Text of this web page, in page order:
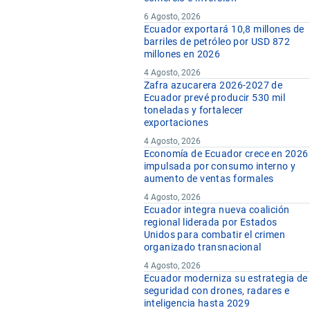
6 Agosto, 2026
Ecuador exportará 10,8 millones de
barriles de petróleo por USD 872
millones en 2026
4 Agosto, 2026
Zafra azucarera 2026-2027 de
Ecuador prevé producir 530 mil
toneladas y fortalecer
exportaciones
4 Agosto, 2026
Economía de Ecuador crece en 2026
impulsada por consumo interno y
aumento de ventas formales
4 Agosto, 2026
Ecuador integra nueva coalición
regional liderada por Estados
Unidos para combatir el crimen
organizado transnacional
4 Agosto, 2026
Ecuador moderniza su estrategia de
seguridad con drones, radares e
inteligencia hasta 2029